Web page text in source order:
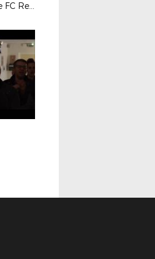
DH Intersport (J1) : Le résumé de FC Rezé / AS La Châtaigneraie (1-2)